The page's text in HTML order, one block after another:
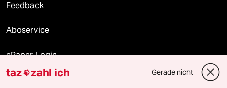
Feedback
Aboservice
ePaper Login
Downloads für Abonnierende
taz zahl ich Gerade nicht